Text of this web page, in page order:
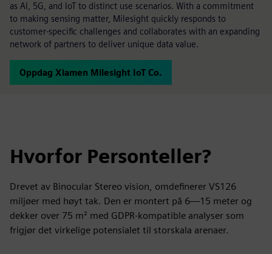
as Al, 5G, and loT to distinct use scenarios. With a commitment
to making sensing matter, Milesight quickly responds to
customer-specific challenges and collaborates with an expanding
network of partners to deliver unique data value.
Oppdag Xiamen Milesight IoT Co.
Hvorfor Personteller?
Drevet av Binocular Stereo vision, omdefinerer VS126
miljøer med høyt tak. Den er montert på 6—15 meter og
dekker over 75 m² med GDPR-kompatible analyser som
frigjør det virkelige potensialet til storskala arenaer.